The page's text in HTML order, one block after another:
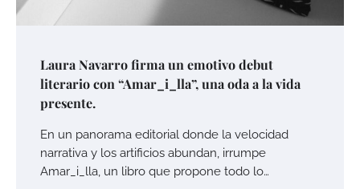
Laura Navarro firma un emotivo debut
literario con “Amar_i_lla”, una oda a la vida
presente.
En un panorama editorial donde la velocidad
narrativa y los artificios abundan, irrumpe
Amar_i_lla, un libro que propone todo lo…